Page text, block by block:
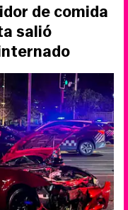
de comida
salió